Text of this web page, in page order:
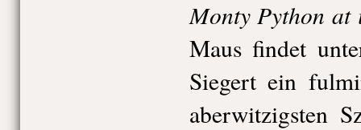
Monty Python at
Maus findet
Siegert ein
aberwitzigsten